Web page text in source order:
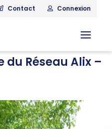
Contact Connexion
du Réseau Alix –